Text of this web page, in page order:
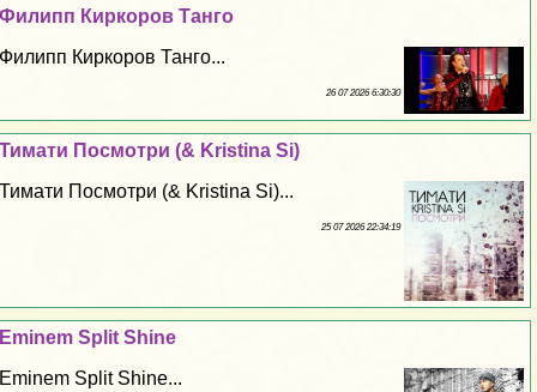
Филипп Киркоров Танго
Филипп Киркоров Танго...
26 07 2026 6:30:30
Тимати Посмотри (& Kristina Si)
Тимати Посмотри (& Kristina Si)...
25 07 2026 22:34:19
Eminem Split Shine
Eminem Split Shine...